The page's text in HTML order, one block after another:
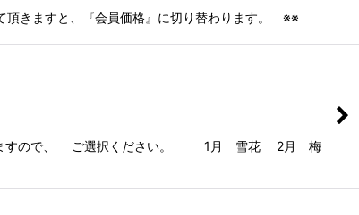
すと、『会員価格』に切り替わります。 ※※
ますので、 ご選択ください。 1月 雪花 2月 梅